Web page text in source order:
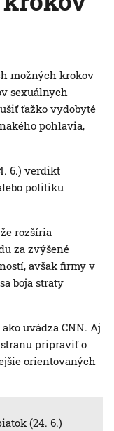
možných krokov
sexuálnych
ťažko vydobyté
pohlavia,
6.) verdikt
politiku
rozšíria
za zvýšené
avšak firmy v
boja straty
uvádza CNN. Aj
pripraviť o
orientovaných
(24. 6.)